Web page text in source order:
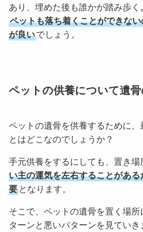
あり、埋めた後も誰かが踏み歩く
ペットも落ち着くことができな
が良いでしょう。
ペットの供養について遺
ペットの遺骨を供養するために
とはどこなのでしょうか？
手元供養をするにしても、置き場
い主の運気を左右することがあ
要となります。
そこで、ペットの遺骨を置く場
ターンと悪いパターンを見ていき